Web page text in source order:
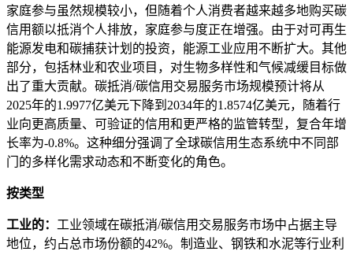
家庭参与虽然规模较小，但随着个人消费者越来越多地购买碳
信用额以抵消个人排放，家庭参与度正在增强。由于对可再生
能源发电和碳捕获计划的投资，能​​源工业应用不断扩大。其他
部分，包括林业和农业项目，对生物多样性和气候减缓目标做
出了重大贡献。碳抵消/碳信用交易服务市场规模预计将从
2025年的1.9977亿美元下降到2034年的1.8574亿美元，随着行
业向更高质量、可验证的信用和更严格的监管转型，复合年增
长率为-0.8%。这种细分强调了全球碳信用生态系统中不同部
门的多样化需求动态和不断变化的角色。
按类型
工业的： 工业领域在碳抵消/碳信用交易服务市场中占据主导
地位，约占总市场份额的42%。制造业、钢铁和水泥等行业利